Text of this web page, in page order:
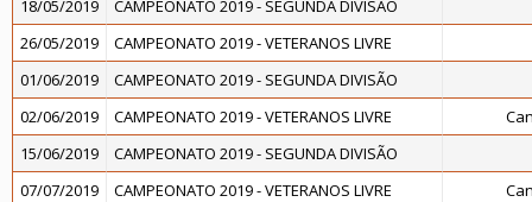
18/05/2019
CAMPEONATO 2019 - SEGUNDA DIVISÃO
26/05/2019
CAMPEONATO 2019 - VETERANOS LIVRE
01/06/2019
CAMPEONATO 2019 - SEGUNDA DIVISÃO
02/06/2019
CAMPEONATO 2019 - VETERANOS LIVRE
15/06/2019
CAMPEONATO 2019 - SEGUNDA DIVISÃO
07/07/2019
CAMPEONATO 2019 - VETERANOS LIVRE